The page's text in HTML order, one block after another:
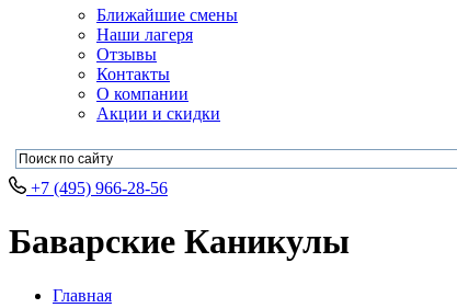
Ближайшие смены
Наши лагеря
Отзывы
Контакты
О компании
Акции и скидки
+7 (495) 966-28-56
Баварские Каникулы
Главная